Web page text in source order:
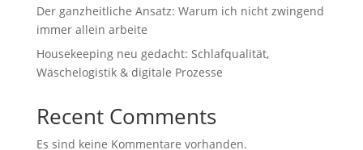
Der ganzheitliche Ansatz: Warum ich nicht zwingend
immer allein arbeite
Housekeeping neu gedacht: Schlafqualität,
Wäschelogistik & digitale Prozesse
Recent Comments
Es sind keine Kommentare vorhanden.